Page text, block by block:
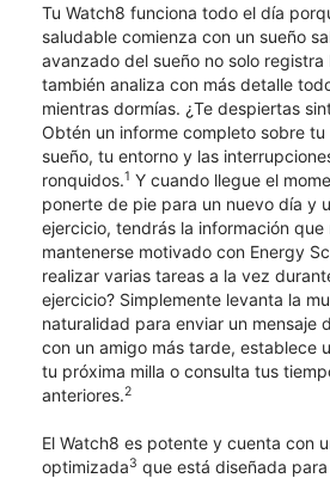
Tu Watch8 funciona todo el día
saludable comienza con un sueño
avanzado del sueño no solo registra
también analiza con más detalle
mientras dormías. ¿Te despiertas
Obtén un informe completo sobre
sueño, tu entorno y las
ronquidos.1 Y cuando llegue el
ponerte de pie para un nuevo día y
ejercicio, tendrás la información que
mantenerse motivado con Energy
realizar varias tareas a la vez
ejercicio? Simplemente levanta la
naturalidad para enviar un mensaje
con un amigo más tarde, establece
tu próxima milla o consulta tus
anteriores.2
El Watch8 es potente y cuenta con
optimizada3 que está diseñada